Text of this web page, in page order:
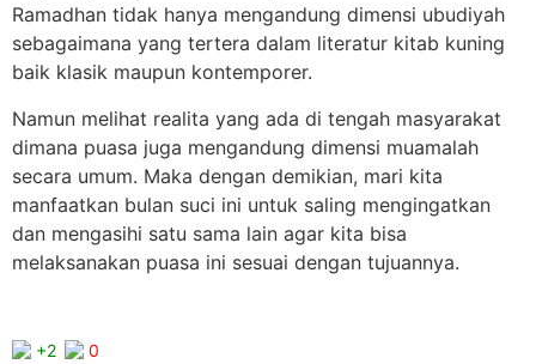
Ramadhan tidak hanya mengandung dimensi ubudiyah
sebagaimana yang tertera dalam literatur kitab kuning
baik klasik maupun kontemporer.
Namun melihat realita yang ada di tengah masyarakat
dimana puasa juga mengandung dimensi muamalah
secara umum. Maka dengan demikian, mari kita
manfaatkan bulan suci ini untuk saling mengingatkan
dan mengasihi satu sama lain agar kita bisa
melaksanakan puasa ini sesuai dengan tujuannya.
+2 0